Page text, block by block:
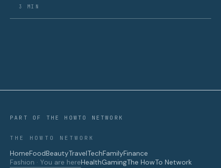
3 MIN
PART OF THE HOWTO NETWORK
THE HOWTO NETWORK
HomeFoodBeautyTravelTechFamilyFinance
Fashion · You are hereHealthGamingThe HowTo Network